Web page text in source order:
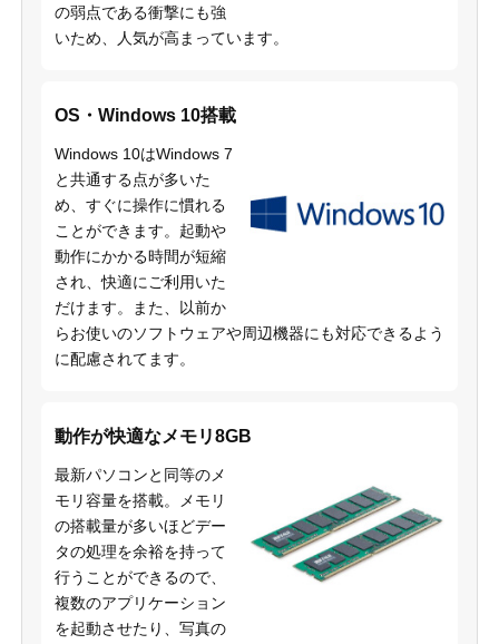
の弱点である衝撃にも強
いため、人気が高まっています。
OS・Windows 10搭載
Windows 10はWindows 7
と共通する点が多いた
め、すぐに操作に慣れる
ことができます。起動や
動作にかかる時間が短縮
され、快適にご利用いた
だけます。また、以前か
らお使いのソフトウェアや周辺機器にも対応できるよう
に配慮されてます。
動作が快適なメモリ8GB
最新パソコンと同等のメ
モリ容量を搭載。メモリ
の搭載量が多いほどデー
タの処理を余裕を持って
行うことができるので、
複数のアプリケーション
を起動させたり、写真の